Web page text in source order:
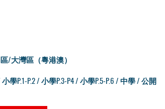
/大灣區（粵港澳）
學P.1-P.2 / 小學P.3-P4 / 小學P.5-P.6 / 中學 / 公開